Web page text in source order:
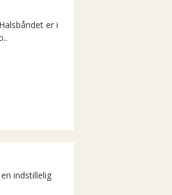
er i
indstillelig